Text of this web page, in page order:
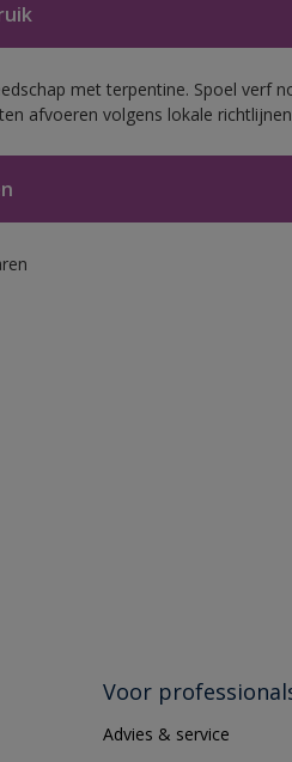
met terpentine. Spoel
afvoeren volgens lokale
Voor
Advies & service